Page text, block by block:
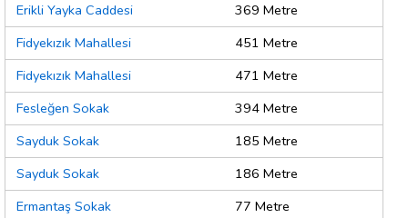
Erikli Yayka Caddesi
369 Metre
Fidyekızık Mahallesi
451 Metre
Fidyekızık Mahallesi
471 Metre
Fesleğen Sokak
394 Metre
Sayduk Sokak
185 Metre
Sayduk Sokak
186 Metre
Ermantaş Sokak
77 Metre